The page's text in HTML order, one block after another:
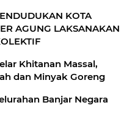
KOTA
Khitanan Massal,
dan Minyak Goreng
Banjar Negara